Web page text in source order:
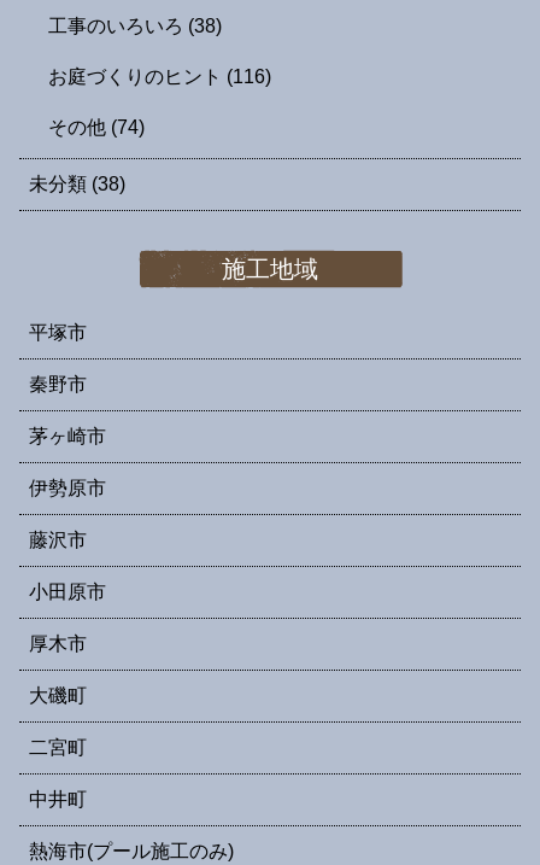
工事のいろいろ (38)
お庭づくりのヒント (116)
その他 (74)
未分類 (38)
施工地域
平塚市
秦野市
茅ヶ崎市
伊勢原市
藤沢市
小田原市
厚木市
大磯町
二宮町
中井町
熱海市(プール施工のみ)